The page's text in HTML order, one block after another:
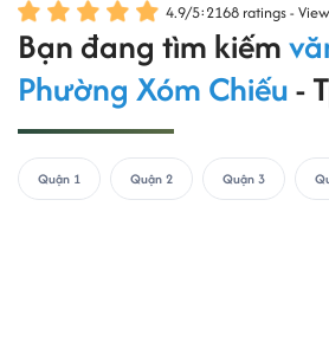
4.9/5:2168 ratings -
Bạn đang tìm kiếm
Phường Xóm Chiếu-
Quận 1 Quận 2 Quận 3